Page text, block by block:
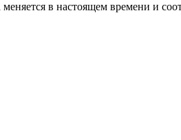
в настоящем времени и